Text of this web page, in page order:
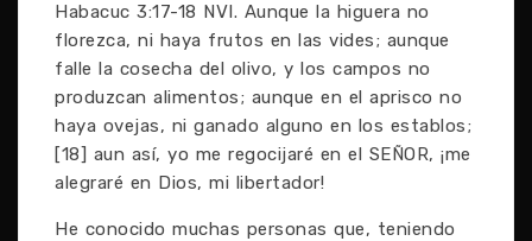
Habacuc 3:17-18 NVI. Aunque la higuera no
florezca, ni haya frutos en las vides; aunque
falle la cosecha del olivo, y los campos no
produzcan alimentos; aunque en el aprisco no
haya ovejas, ni ganado alguno en los establos;
[18] aun así, yo me regocijaré en el SEÑOR, ¡me
alegraré en Dios, mi libertador!
He conocido muchas personas que, teniendo